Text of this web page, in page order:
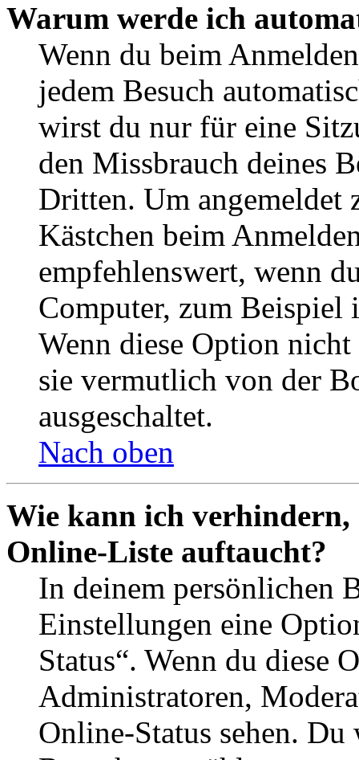
Warum werde ich
Wenn du beim
jedem Besuch
wirst du nur für eine
den Missbrauch deines
Dritten. Um angemeldet
Kästchen beim
empfehlenswert, wenn
Computer, zum Beispiel
Wenn diese Option
sie vermutlich von der
ausgeschaltet.
Nach oben
Wie kann ich verhindern,
Online-Liste auftaucht?
In deinem persönlichen
Einstellungen eine
Status“. Wenn du diese
Administratoren,
Online-Status sehen.